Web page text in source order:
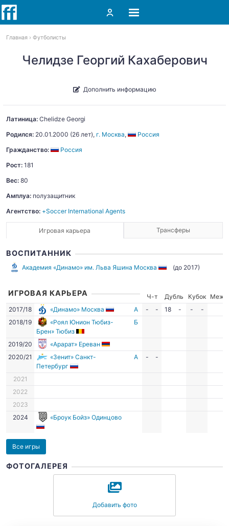
Главная Футболисты
Челидзе Георгий Кахаберович
Дополнить информацию
Латиница: Chelidze Georgi
Родился: 20.01.2000 (26 лет), г. Москва,
Россия
Гражданство:
Россия
Рост: 181
Вес: 80
Амплуа: полузащитник
Агентство: +Soccer International Agents
Игровая карьера Трансферы
ВОСПИТАННИК
Академия «Динамо» им. Льва Яшина Москва (до 2017)
ИГРОВАЯ КАРЬЕРА Ч-т Дубль Кубок
Межд.
2017/18
«Динамо» Москва А - - 18 - -
-
2018/19
«Роял Юнион Тюбиз-
Брен» Тюбиз
Б
2019/20
«Арарат» Ереван
2020/21
«Зенит» Санкт-
Петербург
А - -
2021
2022
2023
2024
«Броук Бойз» Одинцово
Все игры
ФОТОГАЛЕРЕЯ
Добавить фото